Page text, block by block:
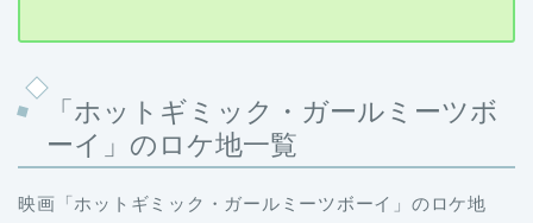
「ホットギミック・ガールミーツボ
ーイ」のロケ地一覧
映画「ホットギミック・ガールミーツボーイ」のロケ地